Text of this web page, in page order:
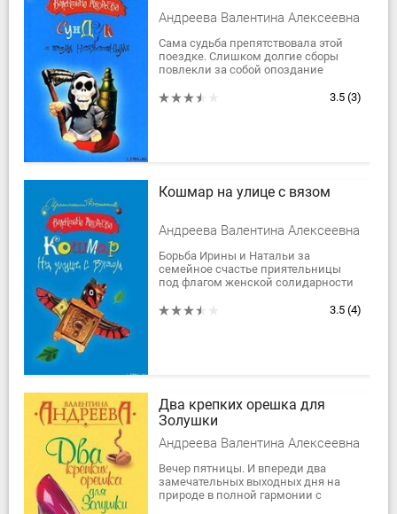
Андреева Валентина Алексеевна
Сама судьба препятствовала этой
поездке. Слишком долгие сборы
повлекли за собой опоздание
мероприятие к приятельнице
3.5 (3)
Кошмар на улице с вязом
Андреева Валентина Алексеевна
Борьба Ирины и Натальи за
семейное счастье приятельницы
под флагом женской солидарности
Результат? Серьезные осложнения в
3.5 (4)
Два крепких орешка для
Золушки
Андреева Валентина Алексеевна
Вечер пятницы. И впереди два
замечательных выходных дня на
природе в полной гармонии с